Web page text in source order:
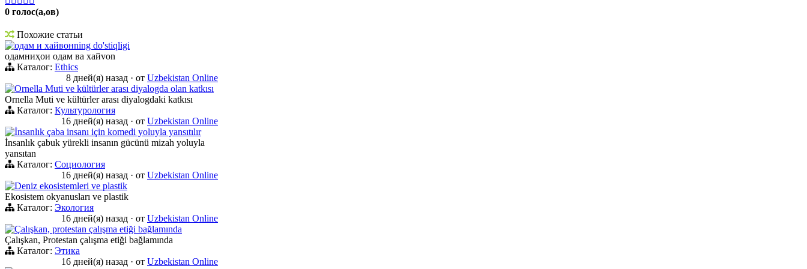
0 голос(а,ов)
Похожие статьи
одам и хайвонning do'stiqligi
одамниҳои одам ва хайvon
Каталог: Ethics
8 дней(я) назад · от Uzbekistan Online
Ornella Muti ve kültürler arası diyalogda olan katkısı
Ornella Muti ve kültürler arası diyalogdaki katkısı
Каталог: Культурология
16 дней(я) назад · от Uzbekistan Online
İnsanlık çaba insanı için komedi yoluyla yansıtılır
İnsanlık çabuk yürekli insanın gücünü mizah yoluyla
yansıtan
Каталог: Социология
16 дней(я) назад · от Uzbekistan Online
Deniz ekosistemleri ve plastik
Ekosistem okyanusları ve plastik
Каталог: Экология
16 дней(я) назад · от Uzbekistan Online
Çalışkan, protestan çalışma etiği bağlamında
Çalışkan, Protestan çalışma etiği bağlamında
Каталог: Этика
16 дней(я) назад · от Uzbekistan Online